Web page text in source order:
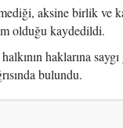
aksine birlik ve
olduğu kaydedildi.
haklarına saygı
bulundu.